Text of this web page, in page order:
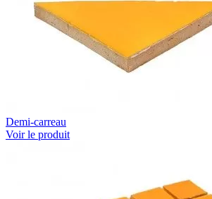
Demi-carreau
Voir le produit